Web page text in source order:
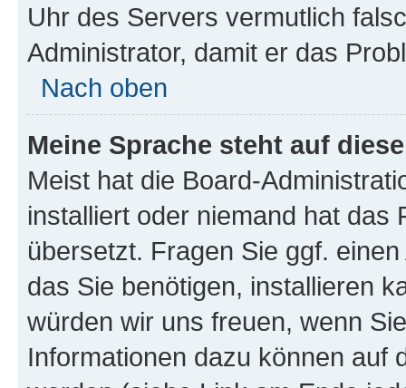
Uhr des Servers vermutlich
Administrator, damit er das
Nach oben
Meine Sprache steht auf
Meist hat die Board-
installiert oder niemand hat das
übersetzt. Fragen Sie ggf.
das Sie benötigen, installieren
würden wir uns freuen, wenn
Informationen dazu können auf